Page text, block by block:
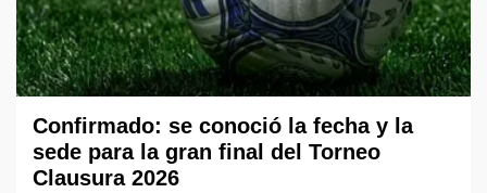
Confirmado: se conoció la fecha y la
sede para la gran final del Torneo
Clausura 2026